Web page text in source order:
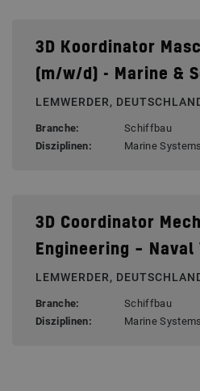
3D Koordinator
(m/w/d) - Marine &
LEMWERDER,
Branche:
Schiffbau
Disziplinen:
Marine
3D Coordinator
Engineering – Naval
LEMWERDER,
Branche:
Schiffbau
Disziplinen:
Marine